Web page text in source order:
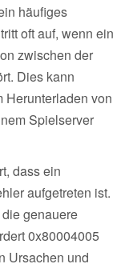
häufiges
oft auf, wenn ein
zwischen der
Dies kann
Herunterladen von
Spielserver
dass ein
aufgetreten ist.
genauere
0x80004005
Ursachen und